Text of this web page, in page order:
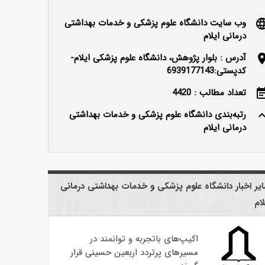
وب سایت دانشگاه علوم پزشکی و خدمات بهداشتی
درمانی ایلام
آدرس : بلوار پژوهش، دانشگاه علوم پزشکی ایلام-
کدپستی:6939177143
تعداد مطالب : 4420
keyboard_arrow_up
رتبه‌بندی دانشگاه علوم پزشکی و خدمات بهداشتی
درمانی ایلام
اخبار دانشگاه علوم پزشکی و خدمات بهداشتی درمانی
اکیپ‌های باتجربه و توانمند در
مسیرهای پرتردد اربعین حسینی قرار